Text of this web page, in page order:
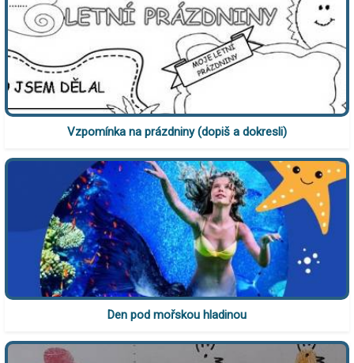
Vzpomínka na prázdniny (dopiš a dokresli)
Den pod mořskou hladinou